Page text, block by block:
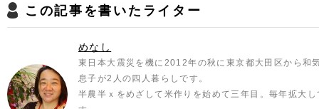
この記事を書いたライター
めなし
東日本大震災を機に2012年の秋に東京都大田区から和
息子が2人の四人暮らしです。
半農半ｘをめざして米作りを始めて三年目。毎年拡大